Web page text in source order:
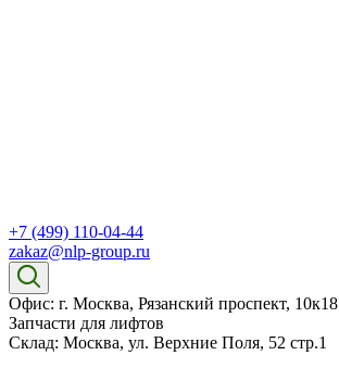
+7 (499) 110-04-44
zakaz@nlp-group.ru
Офис: г. Москва, Рязанский проспект, 10к18
Запчасти для лифтов
Склад: Москва, ул. Верхние Поля, 52 стр.1